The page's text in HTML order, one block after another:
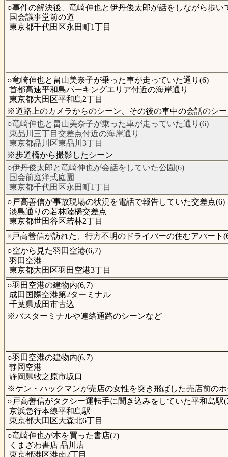
○事件の解決後、竜崎伸也と伊丹俊太郎が話をしながら歩い
国会議事堂前の道
東京都千代田区永田町1丁目
○竜崎伸也と畠山美奈子が乗った車が走っていた通り(6)
首都高速平和島パーキングエリア付近の海岸通り
東京都大田区平和島2丁目
※道路上のカメラからのシーン、その後の車中の会話のシー
○竜崎伸也と畠山美奈子が乗った車が走っていた通り(6)
東品川三丁目交差点付近の海岸通り
東京都品川区東品川3丁目
※歩道橋から撮影したシーン
○伊丹俊太郎と竜崎伸也が会話をしていた公園(6)
国会前庭洋式庭園
東京都千代田区永田町1丁目
○戸高善信が事故現場の状況を電話で報告していた交差点(6)
淡島通りの若林陸橋交差点
東京都世田谷区若林2丁目
×戸高善信が訪れた、行方不明のドライバーの住むアパート
○空から見た羽田空港(6,7)
羽田空港
東京都大田区羽田空港3丁目
○羽田空港の建物内(6,7)
成田国際空港第2ターミナル
千葉県成田市古込
※バスターミナルや連絡通路のシーンなど
○羽田空港の建物内(6,7)
静岡空港
静岡県牧之原市坂口
※ケン・ハックマンが売店の女性を突き飛ばした売店前の
○戸高善信がタクシー運転手に聞き込みをしていた平和島駅
京浜急行本線平和島駅
東京都大田区大森北6丁目
○竜崎伸也が本を買った書店(7)
くまざわ書店 品川店
東京都港区港南2丁目